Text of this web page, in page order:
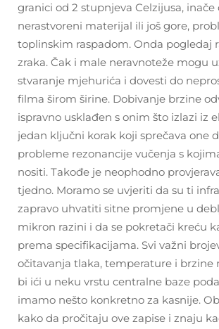
granici od 2 stupnjeva Celzijusa,
nerastvoreni materijal ili još gore,
toplinskim raspadom. Onda pogledaj
zraka. Čak i male neravnoteže mogu
stvaranje mjehurića i dovesti do
filma širom širine. Dobivanje brzine
ispravno usklađen s onim što izlazi iz
jedan ključni korak koji sprečava one
probleme rezonancije vučenja s
nositi. Takođe je neophodno
tjedno. Moramo se uvjeriti da su ti
zapravo uhvatiti sitne promjene u
mikron razini i da se pokretači kreću
prema specifikacijama. Svi važni
očitavanja tlaka, temperature i brzine
bi ići u neku vrstu centralne baze
imamo nešto konkretno za kasnije.
kako da pročitaju ove zapise i znaju